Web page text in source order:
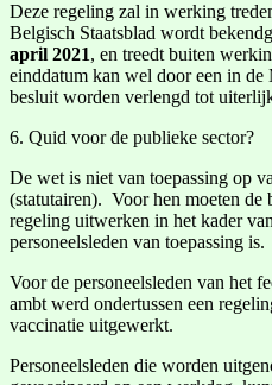
Deze regeling zal in werking
Belgisch Staatsblad wordt
april 2021, en treedt buiten
einddatum kan wel door een in
besluit worden verlengd tot
6. Quid voor de publieke sector?
De wet is niet van toepassing op
(statutairen). Voor hen moeten de
regeling uitwerken in het kader
personeelsleden van toepassing is.
Voor de personeelsleden van het
ambt werd ondertussen een
vaccinatie uitgewerkt.
Personeelsleden die worden